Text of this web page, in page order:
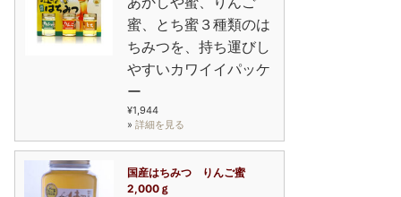
蜜、とち蜜３種類のは
ちみつを、持ち運びし
やすいカワイイパッケ
ー
¥1,944
» 詳細を見る
国産はちみつ りんご蜜
2,000ｇ